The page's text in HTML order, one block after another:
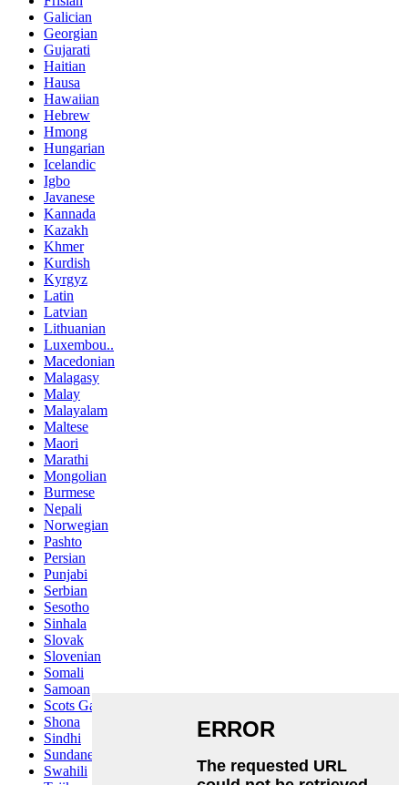
Galician
Georgian
Gujarati
Haitian
Hausa
Hawaiian
Hebrew
Hmong
Hungarian
Icelandic
Igbo
Javanese
Kannada
Kazakh
Khmer
Kurdish
Kyrgyz
Latin
Latvian
Lithuanian
Luxembou..
Macedonian
Malagasy
Malay
Malayalam
Maltese
Maori
Marathi
Mongolian
Burmese
Nepali
Norwegian
Pashto
Persian
Punjabi
Serbian
Sesotho
Sinhala
Slovak
Slovenian
Somali
Samoan
Scots Gaelic
Shona
Sindhi
Sundanese
Swahili